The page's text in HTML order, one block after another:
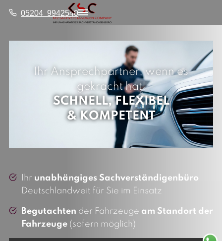
Ihr Ansprechpartner, wenn es
gekracht hat!
SCHNELL, FLEXIBEL
& KOMPETENT
Ihr unabhängiges Sachverständigenbüro
Deutschlandweit für Sie im Einsatz
Begutachten der Fahrzeuge am Standort der
Fahrzeuge (sofern möglich)
05204 9942540